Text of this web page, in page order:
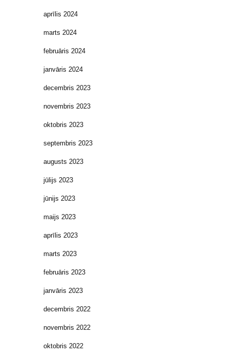
aprīlis 2024
marts 2024
februāris 2024
janvāris 2024
decembris 2023
novembris 2023
oktobris 2023
septembris 2023
augusts 2023
jūlijs 2023
jūnijs 2023
maijs 2023
aprīlis 2023
marts 2023
februāris 2023
janvāris 2023
decembris 2022
novembris 2022
oktobris 2022